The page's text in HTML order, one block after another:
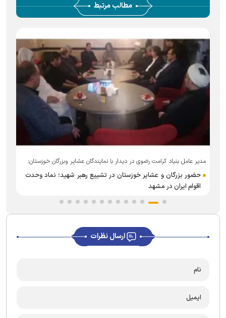
مطالب مرتبط
مدیر عامل بنیاد کرامت رضوی در دیدار با نمایندگان عشایر وبزرگان خوزستان:
حضور بزرگان و عشایر خوزستان در تشییع رهبر شهید؛ نماد وحدت
اقوام ایران در مشهد
ارسال نظرات